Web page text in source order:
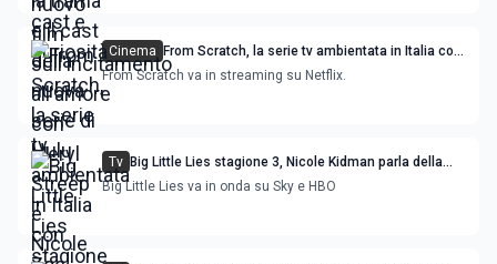
Cinema
From Scratch, la serie tv ambientata in Italia con
Zoe Saldana prodotta da Reese Witherspoon
From Scratch va in streaming su Netflix.
Tv Big Little Lies stagione 3, Nicole Kidman parla della
serie tv
Big Little Lies va in onda su Sky e HBO